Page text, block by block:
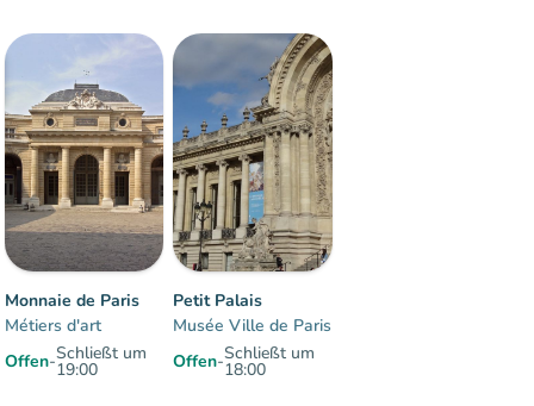
Monnaie de Paris
Métiers d'art
Offen-Schließt um
19:00
Petit Palais
Musée Ville de Paris
Offen-Schließt um
18:00
Menge
man